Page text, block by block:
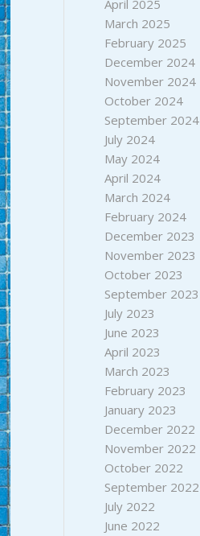
April 2025
March 2025
February 2025
December 2024
November 2024
October 2024
September 2024
July 2024
May 2024
April 2024
March 2024
February 2024
December 2023
November 2023
October 2023
September 2023
July 2023
June 2023
April 2023
March 2023
February 2023
January 2023
December 2022
November 2022
October 2022
September 2022
July 2022
June 2022